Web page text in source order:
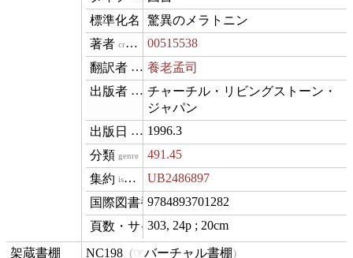
name
驚異のメラトニン
creator 00515538
translator養老孟司
publisherチャーチル・リビングストーン・
ジャパン
datePublished
1996.3
genre 491.45
isVariantOf UB2486897
isbn
9784893701282
materialExtent
303, 24p ; 20cm
contentLocation
NC198 バーチャル書棚